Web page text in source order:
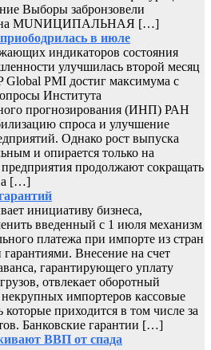
Выборы забронзовели
на MUNИЦИПАЛЬНАЯ […]
в июле
индикаторов состояния
улучшилась второй месяц
Global PMI достиг максимума с
Института
прогнозирования (ИНП) РАН
спроса и улучшение
Однако рост выпуска
и опирается только на
продолжают сокращать
а […]
инициативу бизнеса,
введенный с 1 июля механизм
платежа при импорте из стран
Внесение на счет
гарантирующего уплату
отвлекает оборотный
некрупных импортеров кассовые
приходится в том числе за
Банковские гарантии […]
ВВП от спада